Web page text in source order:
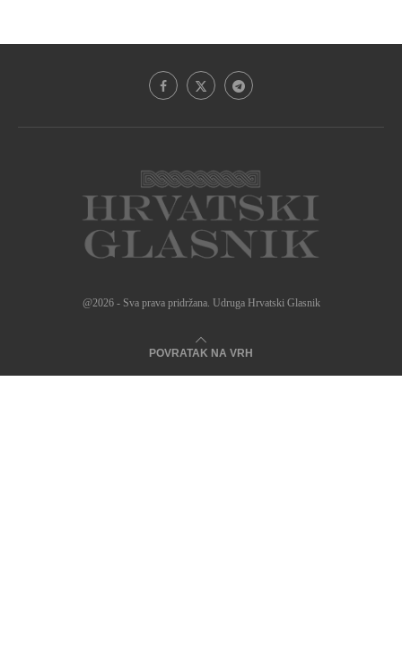
@2026 - Sva prava pridržana. Udruga Hrvatski Glasnik
POVRATAK NA VRH